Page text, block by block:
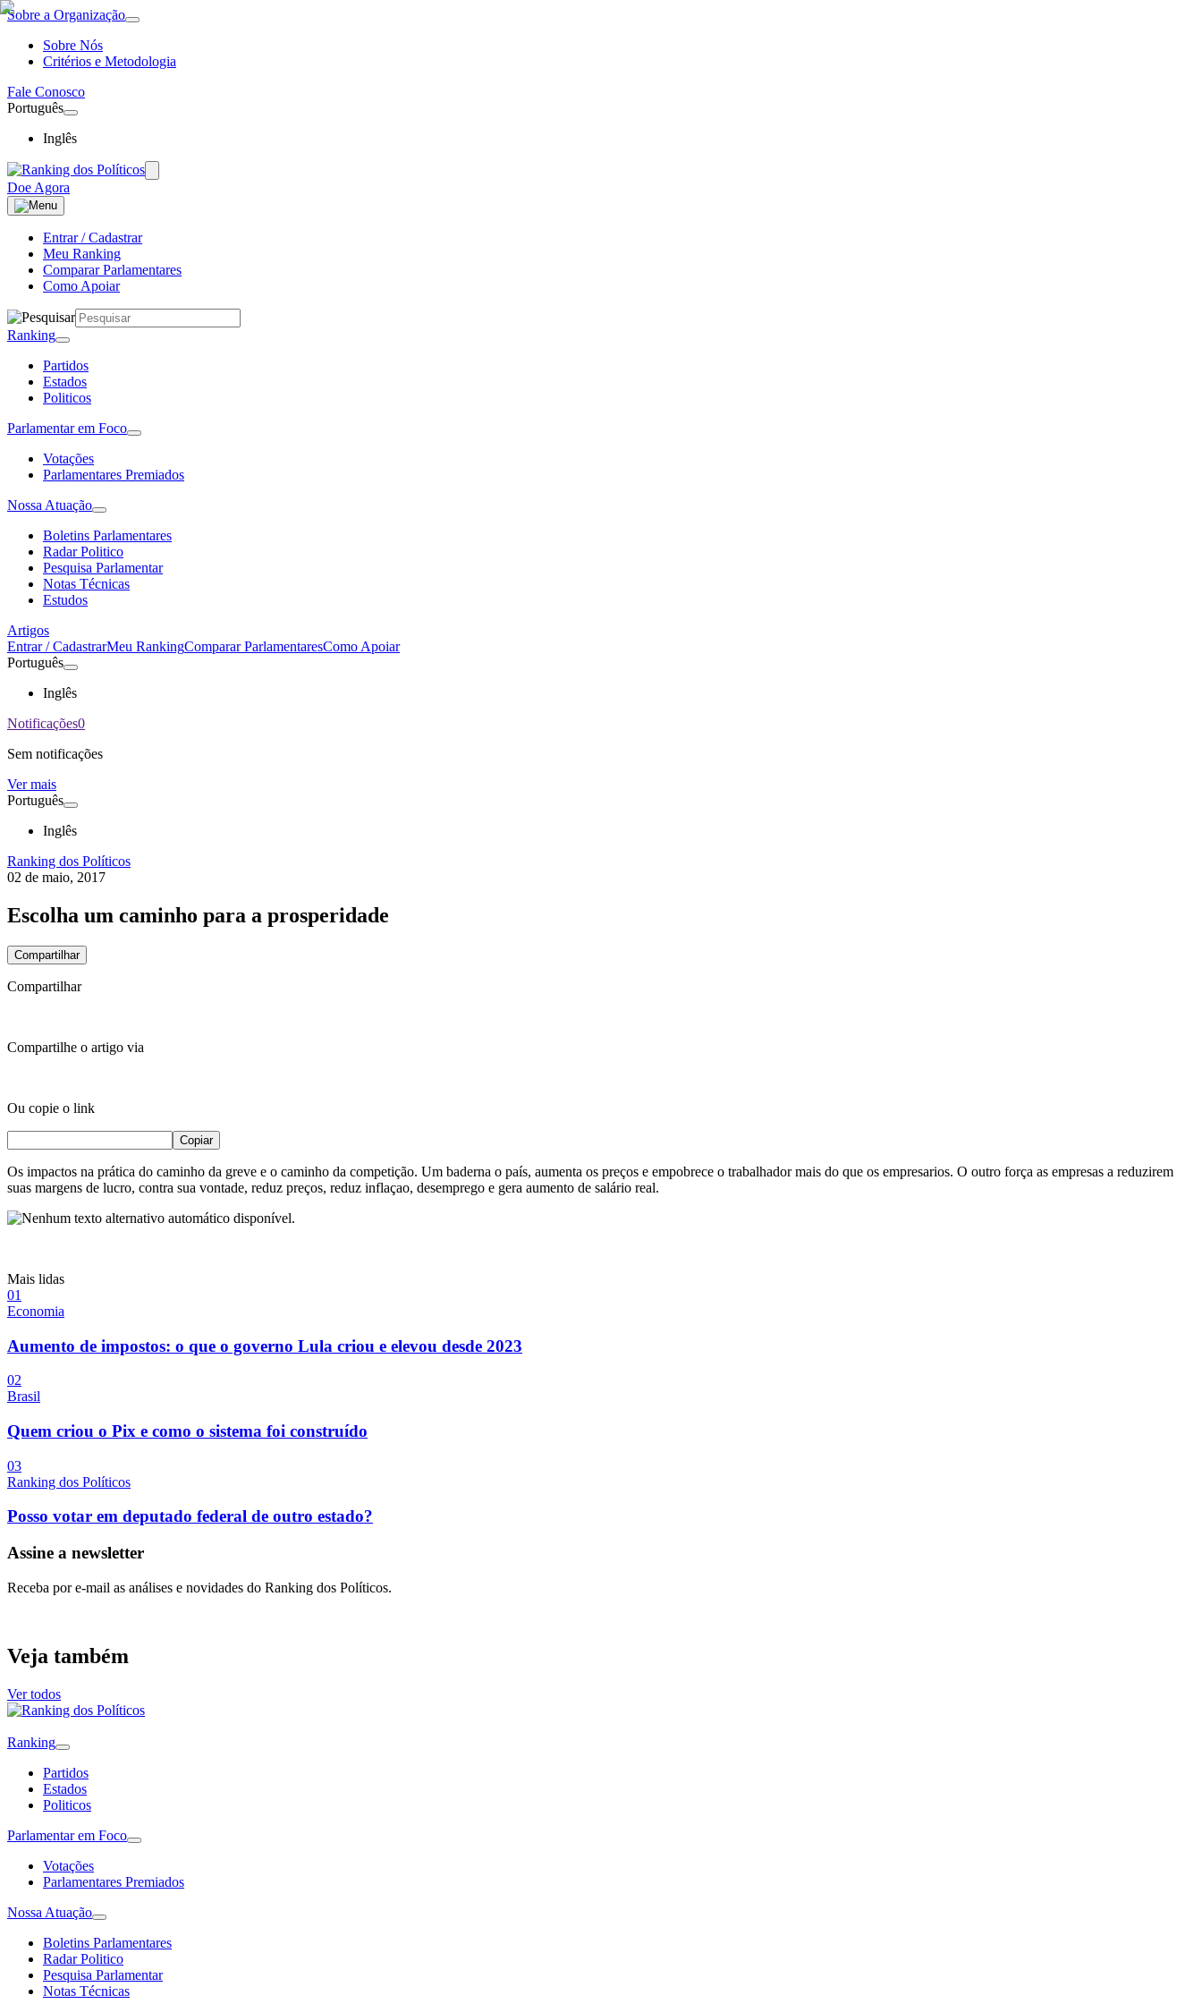
Sobre a Organização
Sobre Nós
Critérios e Metodologia
Fale Conosco
Português
Inglês
Doe Agora
Entrar / Cadastrar
Meu Ranking
Comparar Parlamentares
Como Apoiar
Ranking
Partidos
Estados
Politicos
Parlamentar em Foco
Votações
Parlamentares Premiados
Nossa Atuação
Boletins Parlamentares
Radar Politico
Pesquisa Parlamentar
Notas Técnicas
Estudos
Artigos
Entrar / CadastrarMeu RankingComparar ParlamentaresComo Apoiar
Português
Inglês
Notificações0
Sem notificações
Ver mais
Português
Inglês
Ranking dos Políticos
02 de maio, 2017
Escolha um caminho para a prosperidade
Compartilhar
Compartilhar
Compartilhe o artigo via
Ou copie o link
Copiar
Os impactos na prática do caminho da greve e o caminho da competição. Um baderna o país, aumenta os preços e empobrece o trabalhador mais do que os empresarios. O outro força as empresas a reduzirem
suas margens de lucro, contra sua vontade, reduz preços, reduz inflaçao, desemprego e gera aumento de salário real.
Mais lidas
01
Economia
Aumento de impostos: o que o governo Lula criou e elevou desde 2023
02
Brasil
Quem criou o Pix e como o sistema foi construído
03
Ranking dos Políticos
Posso votar em deputado federal de outro estado?
Assine a newsletter
Receba por e-mail as análises e novidades do Ranking dos Políticos.
Veja também
Ver todos
Ranking
Partidos
Estados
Politicos
Parlamentar em Foco
Votações
Parlamentares Premiados
Nossa Atuação
Boletins Parlamentares
Radar Politico
Pesquisa Parlamentar
Notas Técnicas